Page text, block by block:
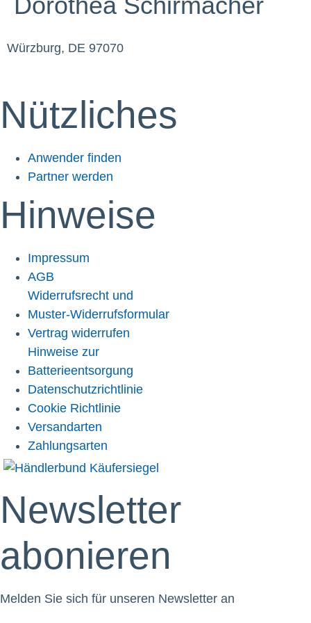
Würzburg, DE 97070
Nützliches
Anwender finden
Partner werden
Hinweise
Impressum
AGB
Widerrufsrecht und
Muster-Widerrufsformular
Vertrag widerrufen
Hinweise zur
Batterieentsorgung
Datenschutzrichtlinie
Cookie Richtlinie
Versandarten
Zahlungsarten
Newsletter
abonieren
Melden Sie sich für unseren Newsletter an